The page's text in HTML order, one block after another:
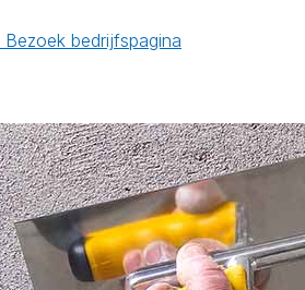
Bezoek bedrijfspagina